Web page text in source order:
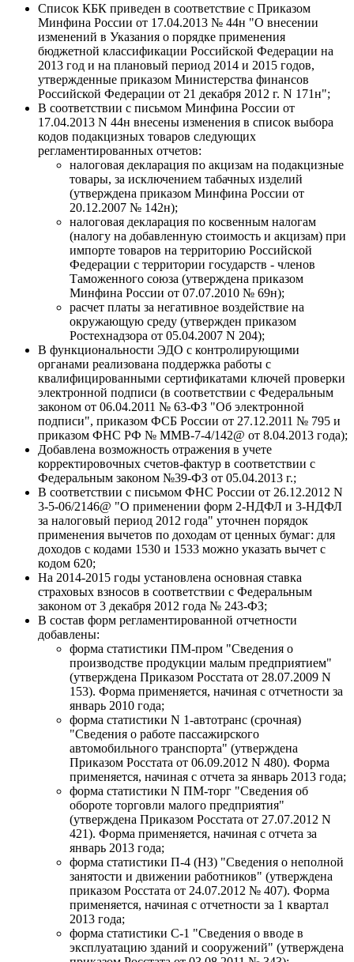
Список КБК приведен в соответствие с Приказом
Минфина России от 17.04.2013 № 44н "О внесении
изменений в Указания о порядке применения
бюджетной классификации Российской Федерации на
2013 год и на плановый период 2014 и 2015 годов,
утвержденные приказом Министерства финансов
Российской Федерации от 21 декабря 2012 г. N 171н";
В соответствии с письмом Минфина России от
17.04.2013 N 44н внесены изменения в список выбора
кодов подакцизных товаров следующих
регламентированных отчетов:
налоговая декларация по акцизам на подакцизные
товары, за исключением табачных изделий
(утверждена приказом Минфина России от
20.12.2007 № 142н);
налоговая декларация по косвенным налогам
(налогу на добавленную стоимость и акцизам) при
импорте товаров на территорию Российской
Федерации с территории государств - членов
Таможенного союза (утверждена приказом
Минфина России от 07.07.2010 № 69н);
расчет платы за негативное воздействие на
окружающую среду (утвержден приказом
Ростехнадзора от 05.04.2007 N 204);
В функциональности ЭДО с контролирующими
органами реализована поддержка работы с
квалифицированными сертификатами ключей проверки
электронной подписи (в соответствии с Федеральным
законом от 06.04.2011 № 63-ФЗ "Об электронной
подписи", приказом ФСБ России от 27.12.2011 № 795 и
приказом ФНС РФ № ММВ-7-4/142@ от 8.04.2013 года);
Добавлена возможность отражения в учете
корректировочных счетов-фактур в соответствии с
Федеральным законом №39-ФЗ от 05.04.2013 г.;
В соответствии с письмом ФНС России от 26.12.2012 N
3-5-06/2146@ "О применении форм 2-НДФЛ и 3-НДФЛ
за налоговый период 2012 года" уточнен порядок
применения вычетов по доходам от ценных бумаг: для
доходов с кодами 1530 и 1533 можно указать вычет с
кодом 620;
На 2014-2015 годы установлена основная ставка
страховых взносов в соответствии с Федеральным
законом от 3 декабря 2012 года № 243-ФЗ;
В состав форм регламентированной отчетности
добавлены:
форма статистики ПМ-пром "Сведения о
производстве продукции малым предприятием"
(утверждена Приказом Росстата от 28.07.2009 N
153). Форма применяется, начиная с отчетности за
январь 2010 года;
форма статистики N 1-автотранс (срочная)
"Сведения о работе пассажирского
автомобильного транспорта" (утверждена
Приказом Росстата от 06.09.2012 N 480). Форма
применяется, начиная с отчета за январь 2013 года;
форма статистики N ПМ-торг "Сведения об
обороте торговли малого предприятия"
(утверждена Приказом Росстата от 27.07.2012 N
421). Форма применяется, начиная с отчета за
январь 2013 года;
форма статистики П-4 (НЗ) "Сведения о неполной
занятости и движении работников" (утверждена
приказом Росстата от 24.07.2012 № 407). Форма
применяется, начиная с отчетности за 1 квартал
2013 года;
форма статистики С-1 "Cведения о вводе в
эксплуатацию зданий и сооружений" (утверждена